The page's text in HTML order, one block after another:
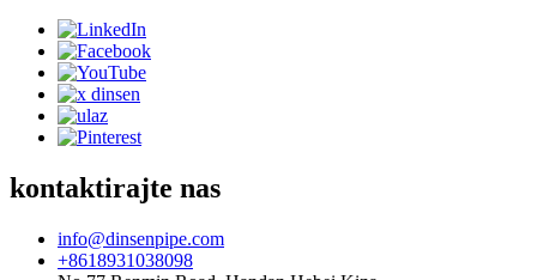
kontaktirajte nas
info@dinsenpipe.com
+8618931038098